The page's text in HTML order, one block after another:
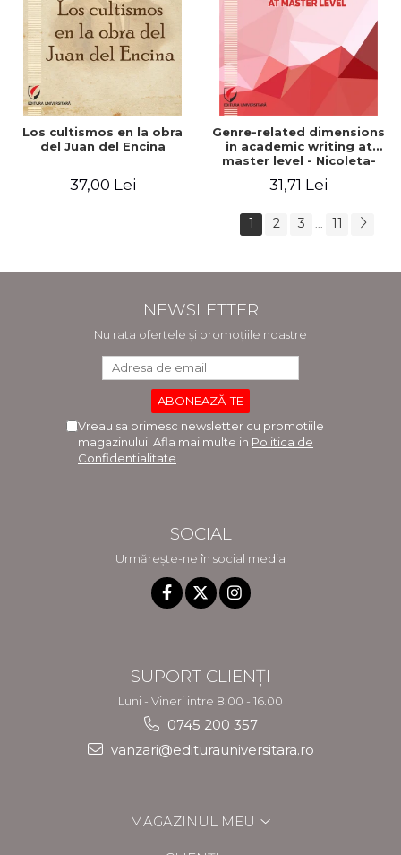
Los cultismos en la obra
del Juan del Encina
37,00 Lei
Genre-related dimensions
in academic writing at
master level - Nicoleta-
31,71 Lei
1 2 3 ... 11
NEWSLETTER
Nu rata ofertele și promoțiile noastre
Vreau sa primesc newsletter cu promotiile
magazinului. Afla mai multe in Politica de
Confidentialitate
SOCIAL
Urmărește-ne în social media
SUPORT CLIENȚI
Luni - Vineri intre 8.00 - 16.00
0745 200 357
vanzari@editurauniversitara.ro
MAGAZINUL MEU